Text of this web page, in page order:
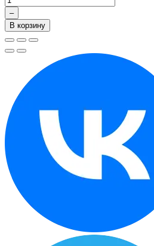
–
В корзину